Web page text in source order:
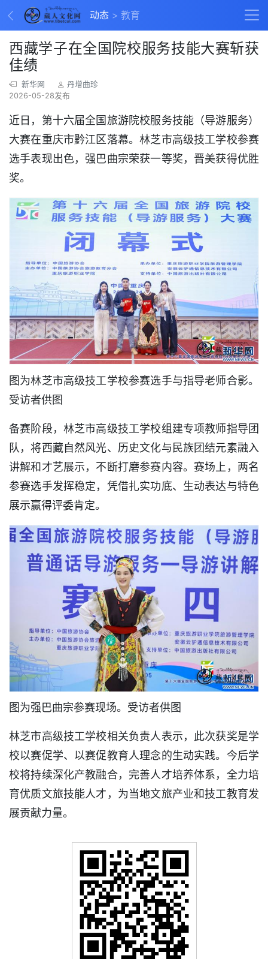
动态 教育
西藏学子在全国院校服务技能大赛斩获
佳绩
新华网
丹增曲珍
2026-05-28发布
近日，第十六届全国旅游院校服务技能（导游服务）
大赛在重庆市黔江区落幕。林芝市高级技工学校参赛
选手表现出色，强巴曲宗荣获一等奖，晋美获得优胜
奖。
图为林芝市高级技工学校参赛选手与指导老师合影。
受访者供图
备赛阶段，林芝市高级技工学校组建专项教师指导团
队，将西藏自然风光、历史文化与民族团结元素融入
讲解和才艺展示，不断打磨参赛内容。赛场上，两名
参赛选手发挥稳定，凭借扎实功底、生动表达与特色
展示赢得评委肯定。
图为强巴曲宗参赛现场。受访者供图
林芝市高级技工学校相关负责人表示，此次获奖是学
校以赛促学、以赛促教育人理念的生动实践。今后学
校将持续深化产教融合，完善人才培养体系，全力培
育优质文旅技能人才，为当地文旅产业和技工教育发
展贡献力量。